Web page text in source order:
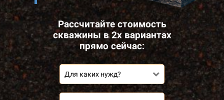
Рассчитайте стоимость
скважины в 2х вариантах
прямо сейчас:
Для каких нужд?